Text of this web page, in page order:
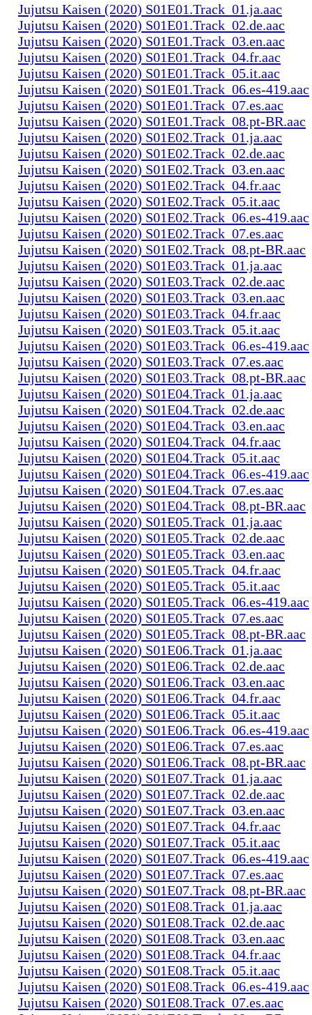
Jujutsu Kaisen (2020) S01E01.Track_01.ja.aac
Jujutsu Kaisen (2020) S01E01.Track_02.de.aac
Jujutsu Kaisen (2020) S01E01.Track_03.en.aac
Jujutsu Kaisen (2020) S01E01.Track_04.fr.aac
Jujutsu Kaisen (2020) S01E01.Track_05.it.aac
Jujutsu Kaisen (2020) S01E01.Track_06.es-419.aac
Jujutsu Kaisen (2020) S01E01.Track_07.es.aac
Jujutsu Kaisen (2020) S01E01.Track_08.pt-BR.aac
Jujutsu Kaisen (2020) S01E02.Track_01.ja.aac
Jujutsu Kaisen (2020) S01E02.Track_02.de.aac
Jujutsu Kaisen (2020) S01E02.Track_03.en.aac
Jujutsu Kaisen (2020) S01E02.Track_04.fr.aac
Jujutsu Kaisen (2020) S01E02.Track_05.it.aac
Jujutsu Kaisen (2020) S01E02.Track_06.es-419.aac
Jujutsu Kaisen (2020) S01E02.Track_07.es.aac
Jujutsu Kaisen (2020) S01E02.Track_08.pt-BR.aac
Jujutsu Kaisen (2020) S01E03.Track_01.ja.aac
Jujutsu Kaisen (2020) S01E03.Track_02.de.aac
Jujutsu Kaisen (2020) S01E03.Track_03.en.aac
Jujutsu Kaisen (2020) S01E03.Track_04.fr.aac
Jujutsu Kaisen (2020) S01E03.Track_05.it.aac
Jujutsu Kaisen (2020) S01E03.Track_06.es-419.aac
Jujutsu Kaisen (2020) S01E03.Track_07.es.aac
Jujutsu Kaisen (2020) S01E03.Track_08.pt-BR.aac
Jujutsu Kaisen (2020) S01E04.Track_01.ja.aac
Jujutsu Kaisen (2020) S01E04.Track_02.de.aac
Jujutsu Kaisen (2020) S01E04.Track_03.en.aac
Jujutsu Kaisen (2020) S01E04.Track_04.fr.aac
Jujutsu Kaisen (2020) S01E04.Track_05.it.aac
Jujutsu Kaisen (2020) S01E04.Track_06.es-419.aac
Jujutsu Kaisen (2020) S01E04.Track_07.es.aac
Jujutsu Kaisen (2020) S01E04.Track_08.pt-BR.aac
Jujutsu Kaisen (2020) S01E05.Track_01.ja.aac
Jujutsu Kaisen (2020) S01E05.Track_02.de.aac
Jujutsu Kaisen (2020) S01E05.Track_03.en.aac
Jujutsu Kaisen (2020) S01E05.Track_04.fr.aac
Jujutsu Kaisen (2020) S01E05.Track_05.it.aac
Jujutsu Kaisen (2020) S01E05.Track_06.es-419.aac
Jujutsu Kaisen (2020) S01E05.Track_07.es.aac
Jujutsu Kaisen (2020) S01E05.Track_08.pt-BR.aac
Jujutsu Kaisen (2020) S01E06.Track_01.ja.aac
Jujutsu Kaisen (2020) S01E06.Track_02.de.aac
Jujutsu Kaisen (2020) S01E06.Track_03.en.aac
Jujutsu Kaisen (2020) S01E06.Track_04.fr.aac
Jujutsu Kaisen (2020) S01E06.Track_05.it.aac
Jujutsu Kaisen (2020) S01E06.Track_06.es-419.aac
Jujutsu Kaisen (2020) S01E06.Track_07.es.aac
Jujutsu Kaisen (2020) S01E06.Track_08.pt-BR.aac
Jujutsu Kaisen (2020) S01E07.Track_01.ja.aac
Jujutsu Kaisen (2020) S01E07.Track_02.de.aac
Jujutsu Kaisen (2020) S01E07.Track_03.en.aac
Jujutsu Kaisen (2020) S01E07.Track_04.fr.aac
Jujutsu Kaisen (2020) S01E07.Track_05.it.aac
Jujutsu Kaisen (2020) S01E07.Track_06.es-419.aac
Jujutsu Kaisen (2020) S01E07.Track_07.es.aac
Jujutsu Kaisen (2020) S01E07.Track_08.pt-BR.aac
Jujutsu Kaisen (2020) S01E08.Track_01.ja.aac
Jujutsu Kaisen (2020) S01E08.Track_02.de.aac
Jujutsu Kaisen (2020) S01E08.Track_03.en.aac
Jujutsu Kaisen (2020) S01E08.Track_04.fr.aac
Jujutsu Kaisen (2020) S01E08.Track_05.it.aac
Jujutsu Kaisen (2020) S01E08.Track_06.es-419.aac
Jujutsu Kaisen (2020) S01E08.Track_07.es.aac